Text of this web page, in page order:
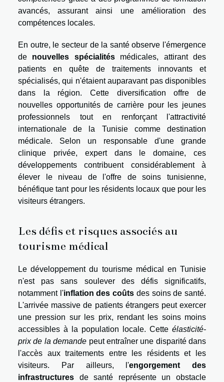
avancés, assurant ainsi une amélioration des
compétences locales.
En outre, le secteur de la santé observe l'émergence
de nouvelles spécialitésmédicales, attirant des
patients en quête de traitements innovants et
spécialisés, qui n'étaient auparavant pas disponibles
dans la région. Cette diversification offre de
nouvelles opportunités de carrière pour les jeunes
professionnels tout en renforçant l'attractivité
internationale de la Tunisie comme destination
médicale. Selon un responsable d'une grande
clinique privée, expert dans le domaine, ces
développements contribuent considérablement à
élever le niveau de l'offre de soins tunisienne,
bénéfique tant pour les résidents locaux que pour les
visiteurs étrangers.
Les défis et risques associés au
tourisme médical
Le développement du tourisme médical en Tunisie
n'est pas sans soulever des défis significatifs,
notamment l'inflation des coûts des soins de santé.
L'arrivée massive de patients étrangers peut exercer
une pression sur les prix, rendant les soins moins
accessibles à la population locale. Cette élasticité-
prix de la demande peut entraîner une disparité dans
l'accès aux traitements entre les résidents et les
visiteurs. Par ailleurs, l'engorgement des
infrastructures de santé représente un obstacle